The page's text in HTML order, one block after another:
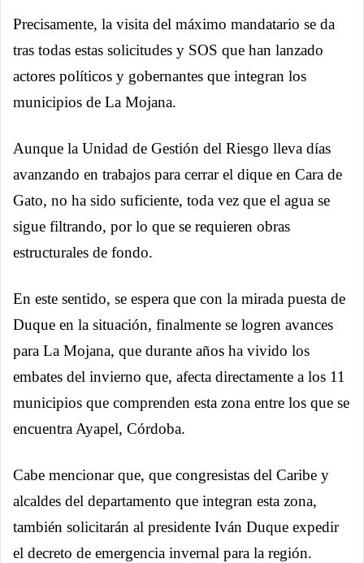
Precisamente, la visita del máximo mandatario se da
tras todas estas solicitudes y SOS que han lanzado
actores políticos y gobernantes que integran los
municipios de La Mojana.
Aunque la Unidad de Gestión del Riesgo lleva días
avanzando en trabajos para cerrar el dique en Cara de
Gato, no ha sido suficiente, toda vez que el agua se
sigue filtrando, por lo que se requieren obras
estructurales de fondo.
En este sentido, se espera que con la mirada puesta de
Duque en la situación, finalmente se logren avances
para La Mojana, que durante años ha vivido los
embates del invierno que, afecta directamente a los 11
municipios que comprenden esta zona entre los que se
encuentra Ayapel, Córdoba.
Cabe mencionar que, que congresistas del Caribe y
alcaldes del departamento que integran esta zona,
también solicitarán al presidente Iván Duque expedir
el decreto de emergencia invernal para la región.